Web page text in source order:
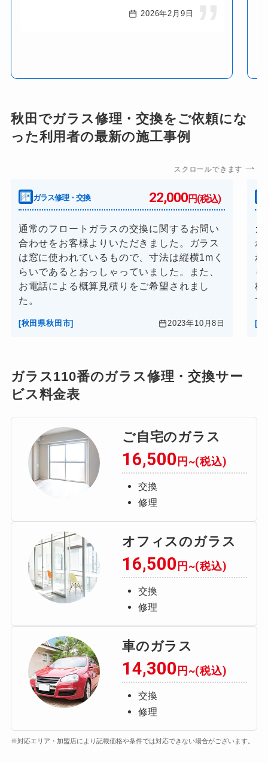
2026年2月9日
秋田でガラス修理・交換をご依頼にな
った利用者の最新の施工事例
スクロールできます
ガラス修理・交換 22,000円(税込)
通常のフロートガラスの交換に関するお問い
合わせをお客様よりいただきました。ガラス
は窓に使われているもので、寸法は縦横1mく
らいであるとおっしゃっていました。また、
お電話による概算見積りをご希望されまし
た。
[秋田県秋田市] 2023年10月8日
ガ
わ
れ
ゃ
積
で
[秋
ガラス110番のガラス修理・交換サー
ビス料金表
ご自宅のガラス
16,500 円~(税込)
交換
修理
オフィスのガラス
16,500 円~(税込)
交換
修理
車のガラス
14,300 円~(税込)
交換
修理
※対応エリア・加盟店により記載価格や条件では対応できない場合がございます。